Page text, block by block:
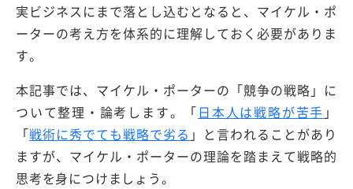
実ビジネスにまで落とし込むとなると、マイケル・ポ
ーターの考え方を体系的に理解しておく必要がありま
す。
本記事では、マイケル・ポーターの「競争の戦略」に
ついて整理・論考します。「日本人は戦略が苦手 」
「戦術に秀でても戦略で劣る 」と言われることがあり
ますが、マイケル・ポーターの理論を踏まえて戦略的
思考を身につけましょう。